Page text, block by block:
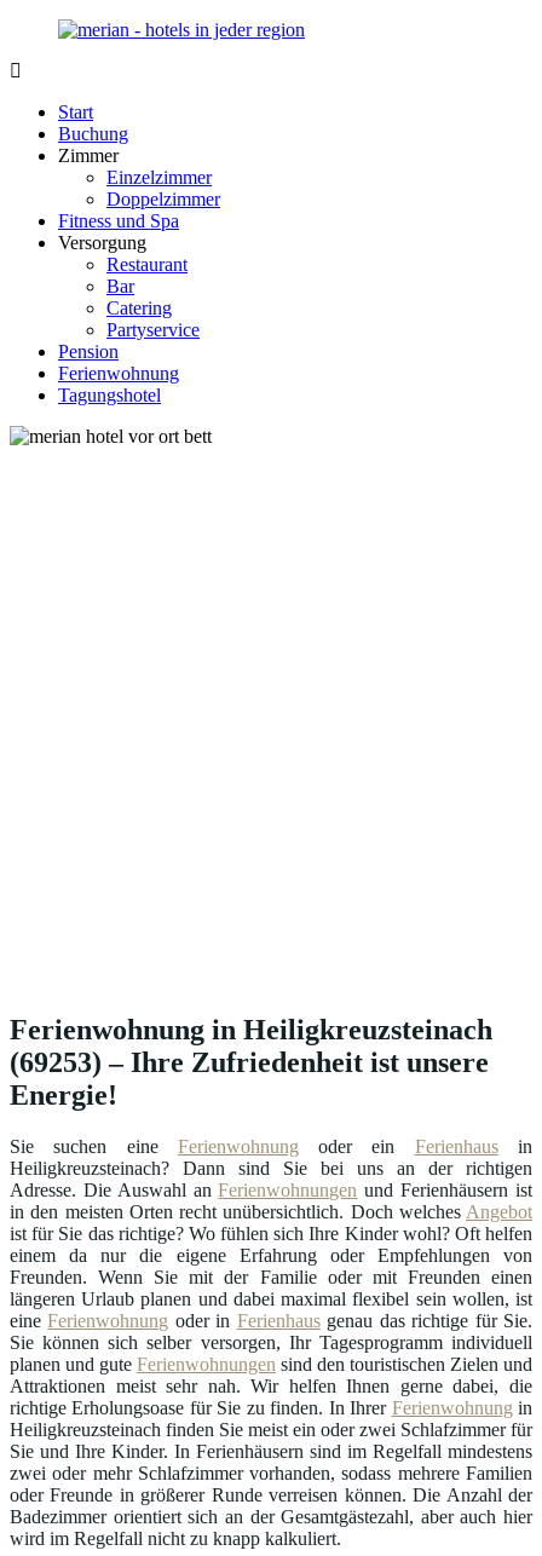
Zurück
Inhalt
Hotel.de
Portal
Hotels,
Unterkunft
Reisen
Deutschland
Start
Buchung
Zimmer
Einzelzimmer
Doppelzimmer
Fitness und Spa
Versorgung
Restaurant
Bar
Catering
Partyservice
Pension
Ferienwohnung
Tagungshotel
Ferienwohnung in Heiligkreuzsteinach
(69253) – Ihre Zufriedenheit ist unsere
Energie!
Sie suchen eine Ferienwohnung oder ein Ferienhausin
Heiligkreuzsteinach? Dann sind Sie bei uns an der richtigen
Adresse. Die Auswahl anFerienwohnungen und Ferienhäusern ist
in den meisten Orten recht unübersichtlich. Doch welches Angebot
ist für Sie das richtige? Wo fühlen sich Ihre Kinder wohl? Oft helfen
einem da nur die eigene Erfahrung oder Empfehlungen von
Freunden. Wenn Sie mit der Familie oder mit Freunden einen
längeren Urlaub planen und dabei maximal flexibel sein wollen, ist
eineFerienwohnung oder in Ferienhausgenau das richtige für Sie.
Sie können sich selber versorgen, Ihr Tagesprogramm individuell
planen und gute Ferienwohnungen sind den touristischen Zielen und
Attraktionen meist sehr nah. Wir helfen Ihnen gerne dabei, die
richtige Erholungsoase für Sie zu finden. In Ihrer Ferienwohnung in
Heiligkreuzsteinach finden Sie meist ein oder zwei Schlafzimmer für
Sie und Ihre Kinder. In Ferienhäusern sind im Regelfall mindestens
zwei oder mehr Schlafzimmer vorhanden, sodass mehrere Familien
oder Freunde in größerer Runde verreisen können. Die Anzahl der
Badezimmer orientiert sich an der Gesamtgästezahl, aber auch hier
wird im Regelfall nicht zu knapp kalkuliert.